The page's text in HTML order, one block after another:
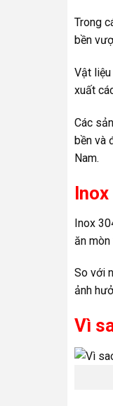
Trong
bền
Vật
xuất
Các
bền và
Nam.
Inox
ăn mòn
So với
ảnh
Vì